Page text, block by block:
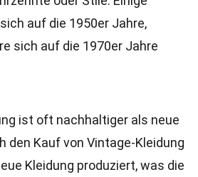
auf die 1950er Jahre,
sich auf die 1970er Jahre
ist oft nachhaltiger als neue
den Kauf von Vintage-Kleidung
Kleidung produziert, was die